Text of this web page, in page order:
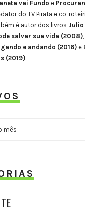
vai Fundo e
do TV Pirata e co-
é autor dos livros Julio
salvar sua vida (2008),
e andando (2016)e
(2019).